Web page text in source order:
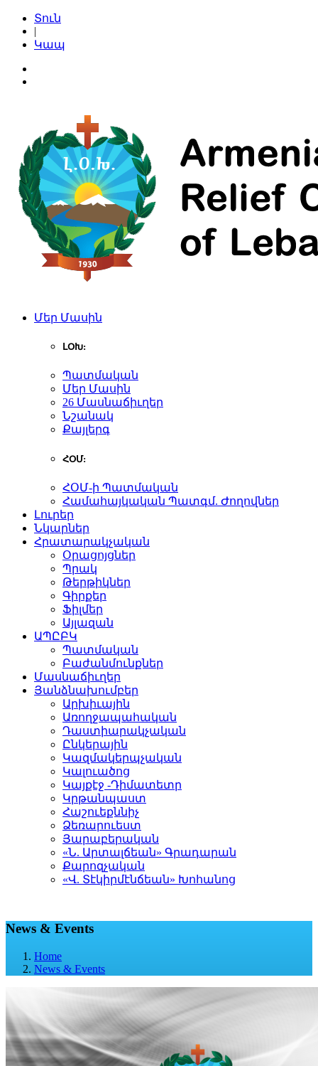
Տուն
|
Կապ
Մեր Մասին
ԼՕԽ:
Պատմական
Մեր Մասին
26 Մասնաճիւղեր
Նշանակ
Քայլերգ
ՀՕՄ:
ՀՕՄ-ի Պատմական
Համահայկական Պատգմ. Ժողովներ
Լուրեր
Նկարներ
Հրատարակչական
Օրացոյցներ
Պրակ
Թերթիկներ
Գիրքեր
Ֆիլմեր
Այլազան
ԱՊԸԲԿ
Պատմական
Բաժանմունքներ
Մասնաճիւղեր
Յանձնախումբեր
Արխիւային
Առողջապահական
Դաստիարակչական
Ընկերային
Կազմակերպչական
Կալուածոց
Կայքէջ -Դիմատետր
Կրթանպաստ
Հաշուեքննիչ
Ձեռարուեստ
Յարաբերական
«Ն. Արտալճեան» Գրադարան
Քարոզչական
«Վ. Տէկիրմէնճեան» Խոհանոց
News & Events
Home
News & Events